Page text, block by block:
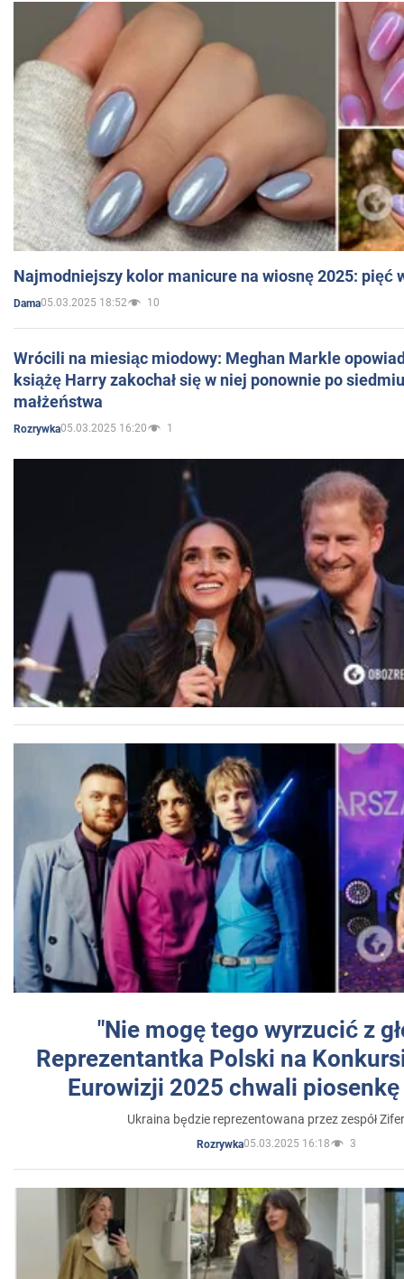
Najmodniejszy kolor manicure na wiosnę 2025: pięć
Dama05.03.2025 18:52 10
Wrócili na miesiąc miodowy: Meghan Markle
książę Harry zakochał się w niej ponownie po
małżeństwa
Rozrywka05.03.2025 16:20 1
"Nie mogę tego wyrzucić z
Reprezentantka Polski na
Eurowizji 2025 chwali
Ukraina będzie reprezentowana przez zespół
Rozrywka05.03.2025 16:18 3